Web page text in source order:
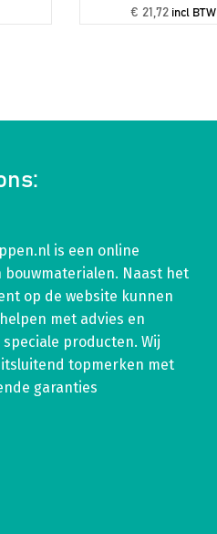
€ 21,72incl BTW
is een online
bouwmaterialen. Naast het
op de website kunnen
met advies en
producten. Wij
topmerken met
garanties